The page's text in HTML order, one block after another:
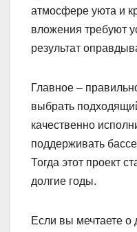
атмосфере уюта и
вложения требуют
результат
Главное –
выбрать
качественно
поддерживать
Тогда этот проект
долгие годы.
Если вы мечтаете о